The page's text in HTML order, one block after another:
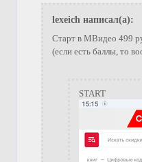
lexeich написал(а):
Старт в МВидео 499
(если есть баллы, то
START